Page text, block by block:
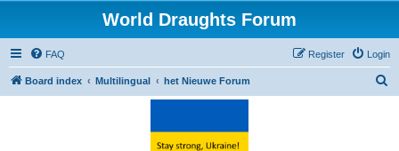
World Draughts Forum
FAQ Login
Register
Board index Multilingual het Nieuwe Forum